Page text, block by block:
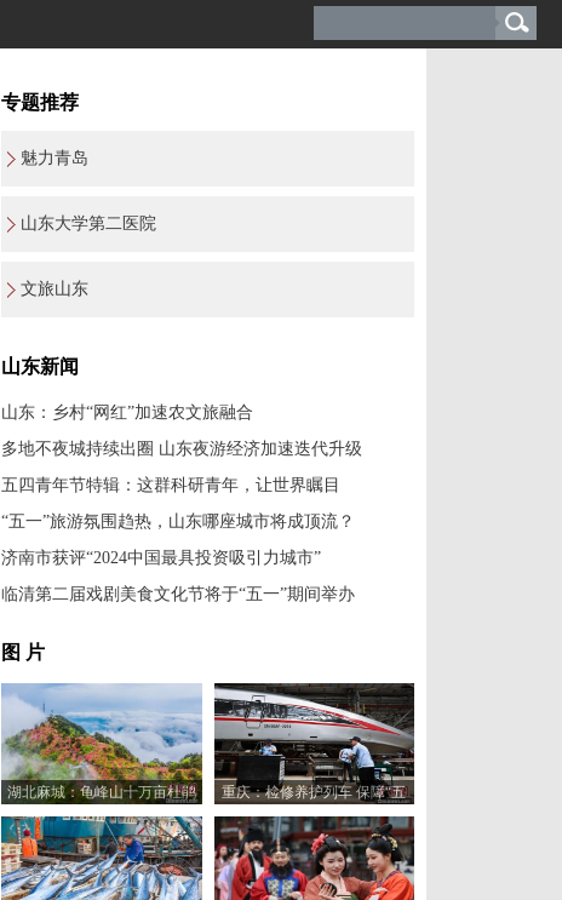
专题推荐
魅力青岛
山东大学第二医院
文旅山东
山东新闻
山东：乡村“网红”加速农文旅融合
多地不夜城持续出圈 山东夜游经济加速迭代升级
五四青年节特辑：这群科研青年，让世界瞩目
“五一”旅游氛围趋热，山东哪座城市将成顶流？
济南市获评“2024中国最具投资吸引力城市”
临清第二届戏剧美食文化节将于“五一”期间举办
图 片
湖北麻城：龟峰山十万亩杜鹃
云端竞艳
重庆：检修养护列车 保障“五
一”假期安全运行